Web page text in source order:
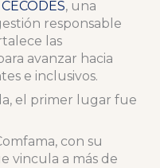
, una
responsable
las
avanzar hacia
e inclusivos.
el primer lugar fue
con su
vincula a más de